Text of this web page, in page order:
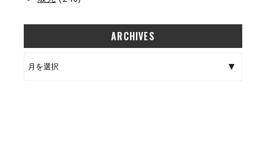
ARCHIVES